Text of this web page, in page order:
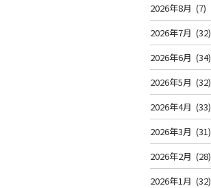
2026年8月 (7)
2026年7月 (32)
2026年6月 (34)
2026年5月 (32)
2026年4月 (33)
2026年3月 (31)
2026年2月 (28)
2026年1月 (32)